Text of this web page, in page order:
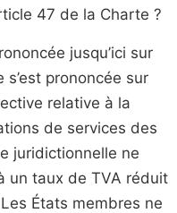
47 de la Charte ?
jusqu’ici sur
prononcée sur
relative à la
de services des
juridictionnelle ne
un taux de TVA réduit
États membres ne